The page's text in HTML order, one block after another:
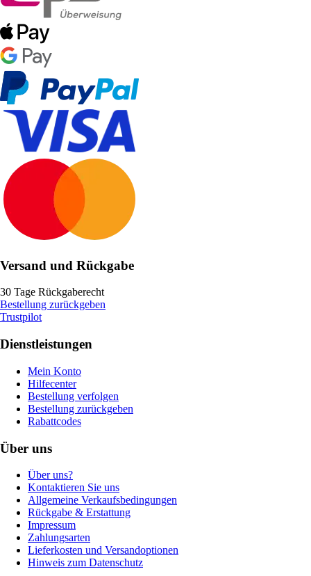
Versand und Rückgabe
30 Tage Rückgaberecht
Bestellung zurückgeben
Trustpilot
Dienstleistungen
Mein Konto
Hilfecenter
Bestellung verfolgen
Bestellung zurückgeben
Rabattcodes
Über uns
Über uns?
Kontaktieren Sie uns
Allgemeine Verkaufsbedingungen
Rückgabe & Erstattung
Impressum
Zahlungsarten
Lieferkosten und Versandoptionen
Hinweis zum Datenschutz